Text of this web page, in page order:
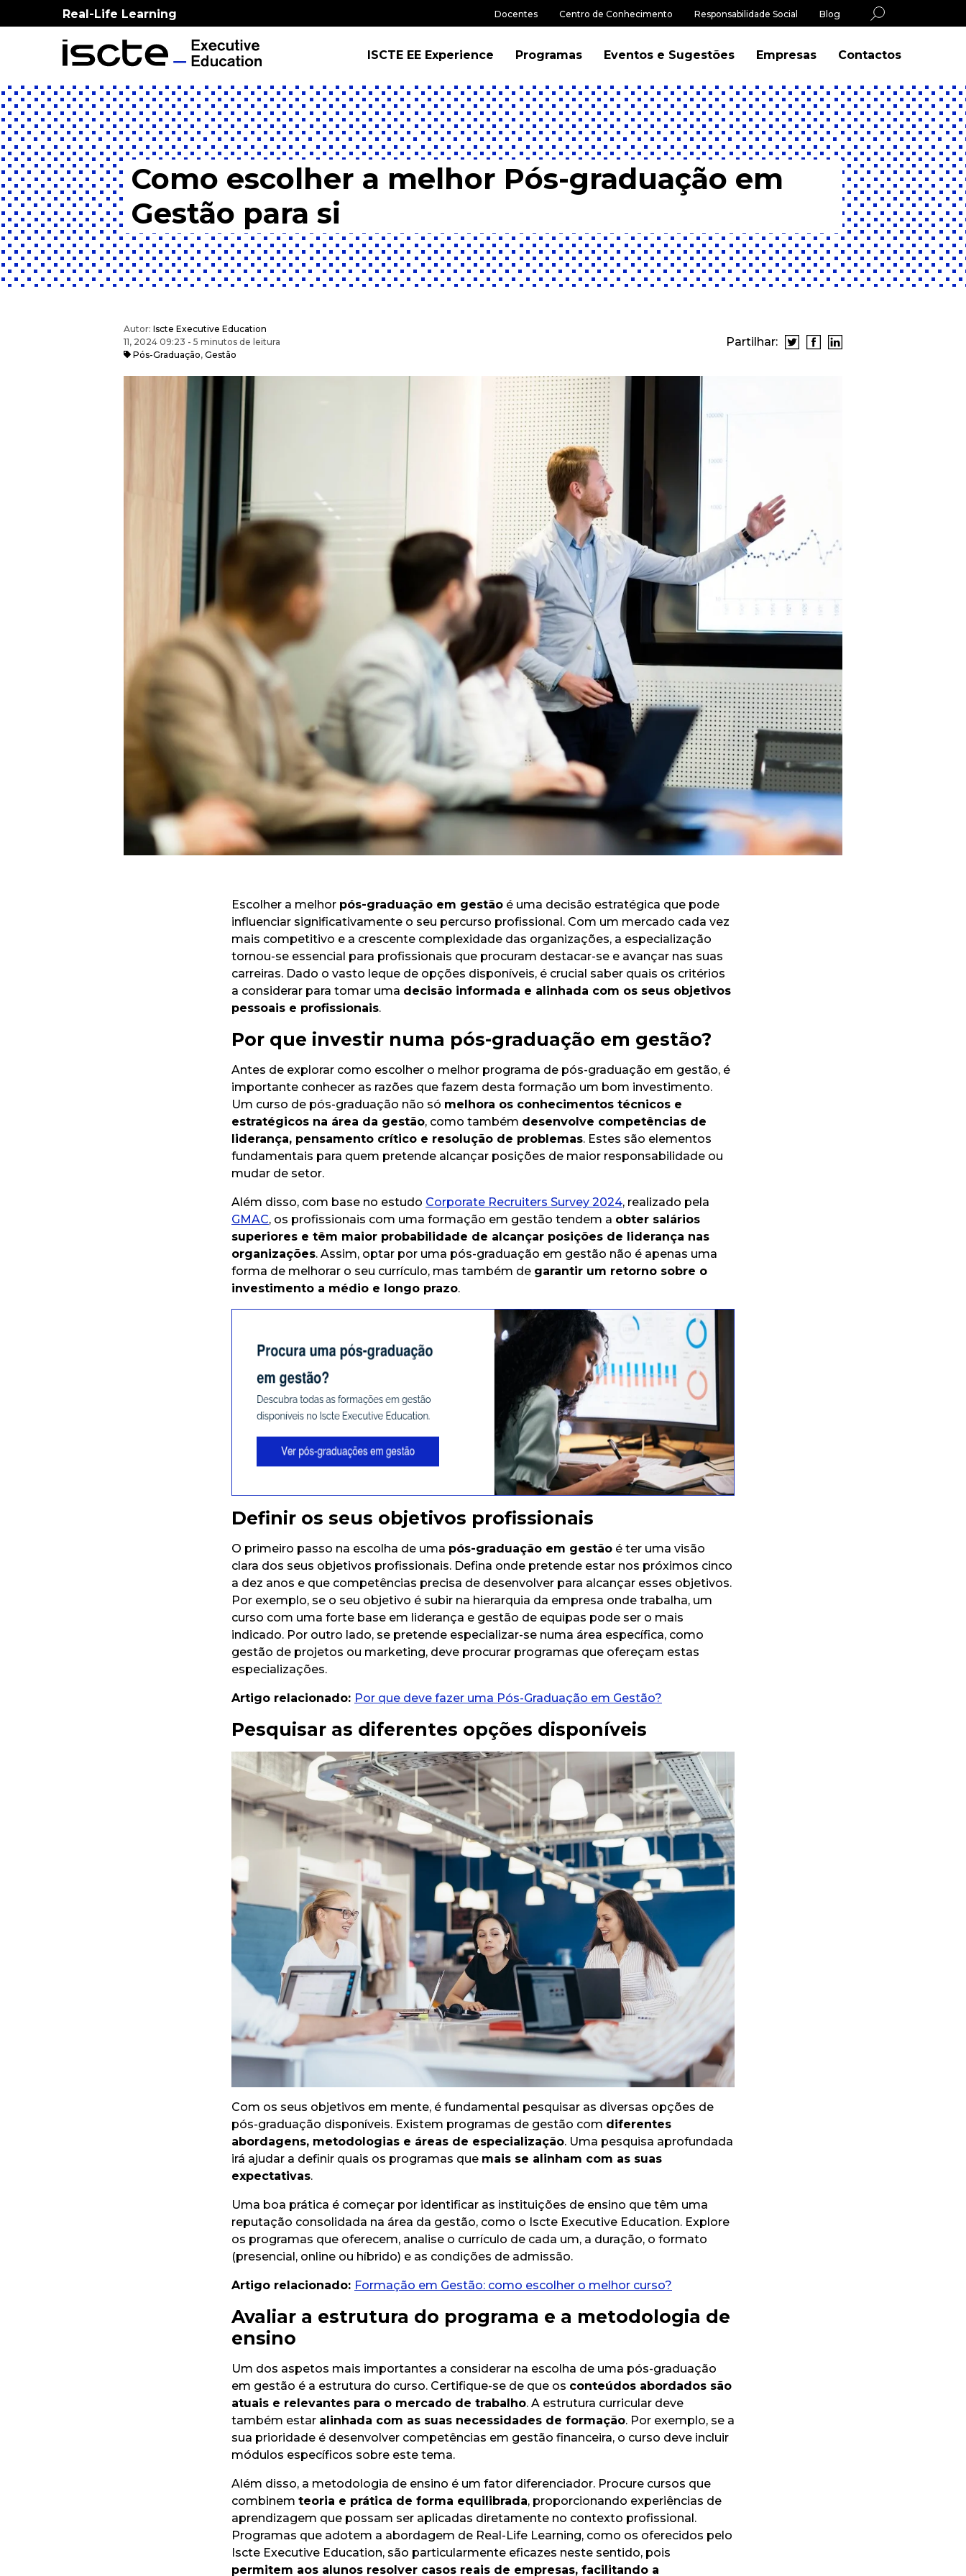
Real-Life Learning Docentes Centro de Conhecimento Responsabilidade Social Blog
ISCTE EE Experience Programas Eventos e Sugestões Empresas Contactos
Como escolher a melhor Pós-graduação em
Gestão para si
Autor: Iscte Executive Education
11, 2024 09:23 - 5 minutos de leitura
Pós-Graduação, Gestão
Partilhar:
Escolher a melhor pós-graduação em gestão é uma decisão estratégica que pode
influenciar significativamente o seu percurso profissional. Com um mercado cada vez
mais competitivo e a crescente complexidade das organizações, a especialização
tornou-se essencial para profissionais que procuram destacar-se e avançar nas suas
carreiras. Dado o vasto leque de opções disponíveis, é crucial saber quais os critérios
a considerar para tomar uma decisão informada e alinhada com os seus objetivos
pessoais e profissionais.
Por que investir numa pós-graduação em gestão?
Antes de explorar como escolher o melhor programa de pós-graduação em gestão, é
importante conhecer as razões que fazem desta formação um bom investimento.
Um curso de pós-graduação não só melhora os conhecimentos técnicos e
estratégicos na área da gestão, como também desenvolve competências de
liderança, pensamento crítico e resolução de problemas. Estes são elementos
fundamentais para quem pretende alcançar posições de maior responsabilidade ou
mudar de setor.
Além disso, com base no estudo Corporate Recruiters Survey 2024, realizado pela
GMAC, os profissionais com uma formação em gestão tendem a obter salários
superiores e têm maior probabilidade de alcançar posições de liderança nas
organizações. Assim, optar por uma pós-graduação em gestão não é apenas uma
forma de melhorar o seu currículo, mas também de garantir um retorno sobre o
investimento a médio e longo prazo.
Definir os seus objetivos profissionais
O primeiro passo na escolha de uma pós-graduação em gestão é ter uma visão
clara dos seus objetivos profissionais. Defina onde pretende estar nos próximos cinco
a dez anos e que competências precisa de desenvolver para alcançar esses objetivos.
Por exemplo, se o seu objetivo é subir na hierarquia da empresa onde trabalha, um
curso com uma forte base em liderança e gestão de equipas pode ser o mais
indicado. Por outro lado, se pretende especializar-se numa área específica, como
gestão de projetos ou marketing, deve procurar programas que ofereçam estas
especializações.
Artigo relacionado: Por que deve fazer uma Pós-Graduação em Gestão?
Pesquisar as diferentes opções disponíveis
Com os seus objetivos em mente, é fundamental pesquisar as diversas opções de
pós-graduação disponíveis. Existem programas de gestão com diferentes
abordagens, metodologias e áreas de especialização. Uma pesquisa aprofundada
irá ajudar a definir quais os programas que mais se alinham com as suas
expectativas.
Uma boa prática é começar por identificar as instituições de ensino que têm uma
reputação consolidada na área da gestão, como o Iscte Executive Education. Explore
os programas que oferecem, analise o currículo de cada um, a duração, o formato
(presencial, online ou híbrido) e as condições de admissão.
Artigo relacionado: Formação em Gestão: como escolher o melhor curso?
Avaliar a estrutura do programa e a metodologia de
ensino
Um dos aspetos mais importantes a considerar na escolha de uma pós-graduação
em gestão é a estrutura do curso. Certifique-se de que os conteúdos abordados são
atuais e relevantes para o mercado de trabalho. A estrutura curricular deve
também estar alinhada com as suas necessidades de formação. Por exemplo, se a
sua prioridade é desenvolver competências em gestão financeira, o curso deve incluir
módulos específicos sobre este tema.
Além disso, a metodologia de ensino é um fator diferenciador. Procure cursos que
combinem teoria e prática de forma equilibrada, proporcionando experiências de
aprendizagem que possam ser aplicadas diretamente no contexto profissional.
Programas que adotem a abordagem de Real-Life Learning, como os oferecidos pelo
Iscte Executive Education, são particularmente eficazes neste sentido, pois
permitem aos alunos resolver casos reais de empresas, facilitando a